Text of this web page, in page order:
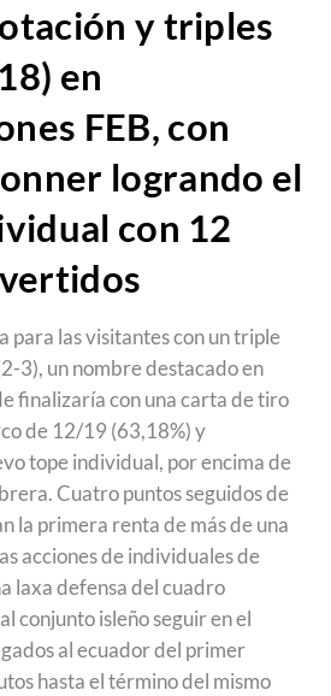
y triples
en
FEB, con
logrando el
con 12
para las visitantes con un triple
3), un nombre destacado en
finalizaría con una carta de tiro
de 12/19 (63,18%) y
tope individual, por encima de
Cuatro puntos seguidos de
la primera renta de más de una
acciones de individuales de
laxa defensa del cuadro
conjunto isleño seguir en el
al ecuador del primer
hasta el término del mismo